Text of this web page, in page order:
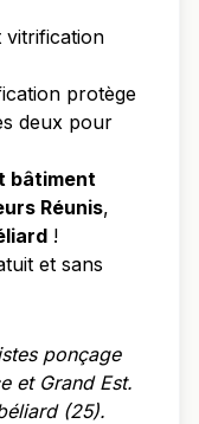
vitrification
protège
deux pour
bâtiment
Réunis,
!
et sans
ponçage
et Grand Est.
(25).